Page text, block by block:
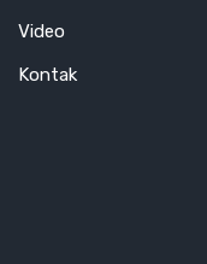
Video
Kontak